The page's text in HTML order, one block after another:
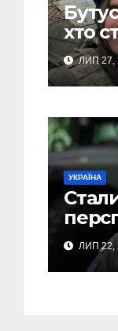
хто
не
ЛИП 27,
УКРАЇНА
ЛИП 22,